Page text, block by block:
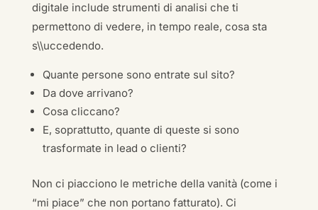
digitale include strumenti di analisi che ti
permettono di vedere, in tempo reale, cosa sta
s\\uccedendo.
Quante persone sono entrate sul sito?
Da dove arrivano?
Cosa cliccano?
E, soprattutto, quante di queste si sono
trasformate in lead o clienti?
Non ci piacciono le metriche della vanità (come i
“mi piace” che non portano fatturato). Ci